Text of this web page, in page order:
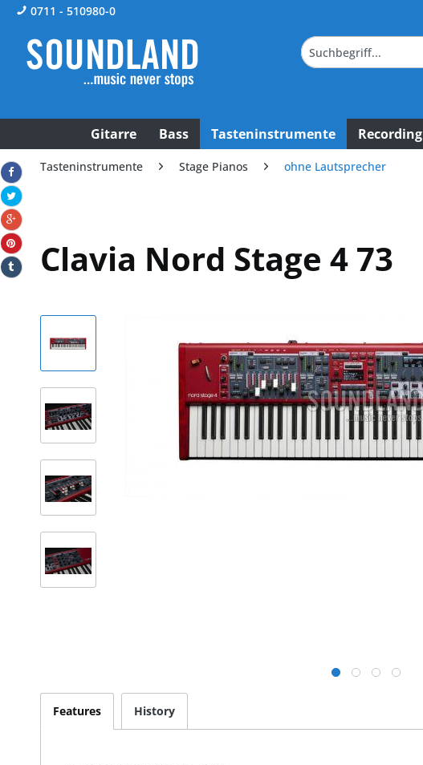
0711 - 510980-0
Gitarre Bass Tasteninstrumente Recording
Tasteninstrumente Stage Pianos ohne Lautsprecher
Clavia Nord Stage 4 73
Features History